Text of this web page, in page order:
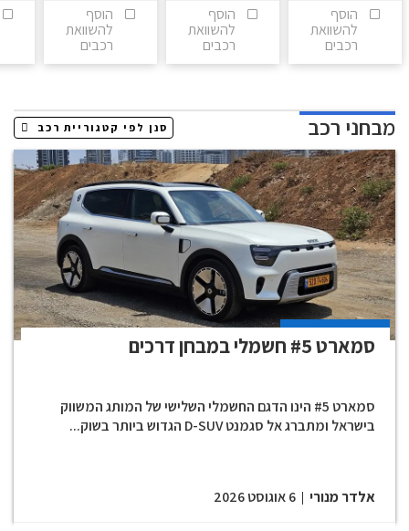
הוסף
להשוואת
רכבים
הוסף
להשוואת
רכבים
הוסף
להשוואת
רכבים
מבחני רכב
סמארט #5 חשמלי במבחן דרכים
סמארט #5 הינו הדגם החשמלי השלישי של המותג המשווק
בישראל ומתברג אל סגמנט D-SUV הגדוש ביותר בשוק...
אלדר מנורי 6 אוגוסט 2026